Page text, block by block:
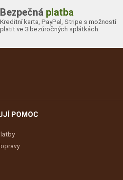
Bezpečná platba
Kreditní karta, PayPal, Stripe s možností
platit ve 3 bezúročných splátkách.
POMOC